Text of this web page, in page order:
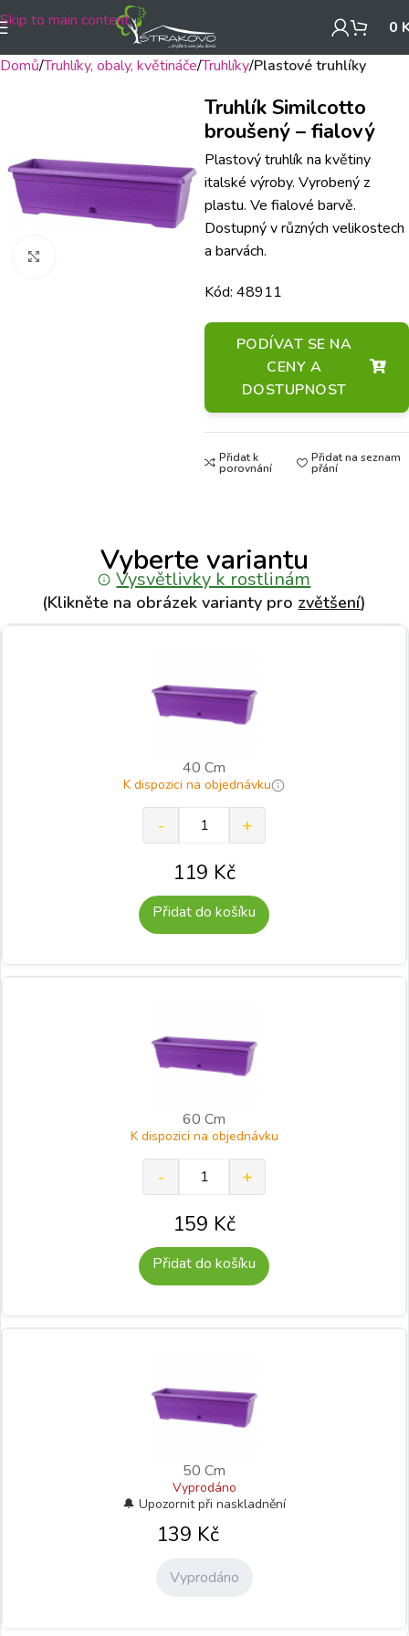
Skip to main content 0
Domů Truhlíky, obaly, květináče Truhlíky Plastové truhlíky
Truhlík Similcotto
broušený – fialový
Plastový truhlík na květiny
italské výroby. Vyrobený z
plastu. Ve fialové barvě.
Dostupný v různých velikostech
a barvách.
Kód: 48911
PODÍVAT SE NA
CENY A
DOSTUPNOST
Přidat k
porovnání
Přidat na seznam
přání
Vyberte variantu
Vysvětlivky k rostlinám
(Klikněte na obrázek varianty pro zvětšení)
40 Cm
K dispozici na objednávku
119 Kč
Přidat do košíku
60 Cm
K dispozici na objednávku
159 Kč
Přidat do košíku
50 Cm
Vyprodáno
139 Kč
Vyprodáno